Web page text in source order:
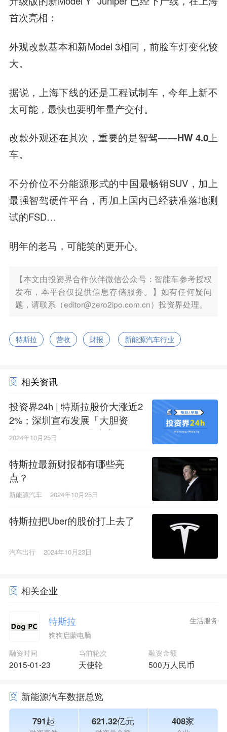
首次亮相：
外观改款基本和新Model 3相同，前脸车灯变化较
大。
据说，上海下线的还是工程试制车，今年上新不
太可能，最快也要明年量产交付。
改款外观还在其次，重要的是智驾——HW 4.0上
车。
不分价位不分能源形式的中国最畅销SUV，加上
最强智驾硬件平台，再加上国内已经获准落地测
试的FSD…
明年的老马，可能笑的更开心。
【本文由投资界合作伙伴微信公众号：智能车参考授权
发布，本平台仅提供信息存储服务。】如有任何疑问
题，请联系（editor@zero2ipo.com.cn）投资界处理。
特斯拉 营收 财报 新能源汽车行业
相关资讯
投资界24h | 特斯拉股价大涨近2
2%；深圳宣布发展「大胆资
本」；一笔并购，几十家VC退
2024年10月25日
特斯拉最新财报都有哪些亮
点？
新能源汽车 2024年10月25日
特斯拉把Uber的股价打上去了
汽车出行 2024年10月23日
相关企业
特斯拉
狗狗启蒙电脑
生活服务
融资时间
2015-01-23
当前轮次
天使轮
融资金额
500万人民币
新能源汽车数据总览
791起 621.32亿元 408家